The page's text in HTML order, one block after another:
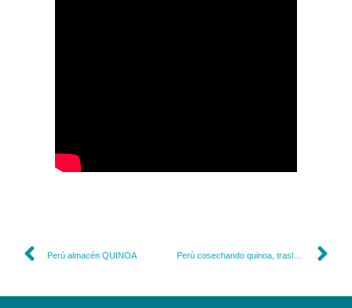
Perú almacén QUINOA Perú cosechando quinoa, traslado Arequipa a Lima